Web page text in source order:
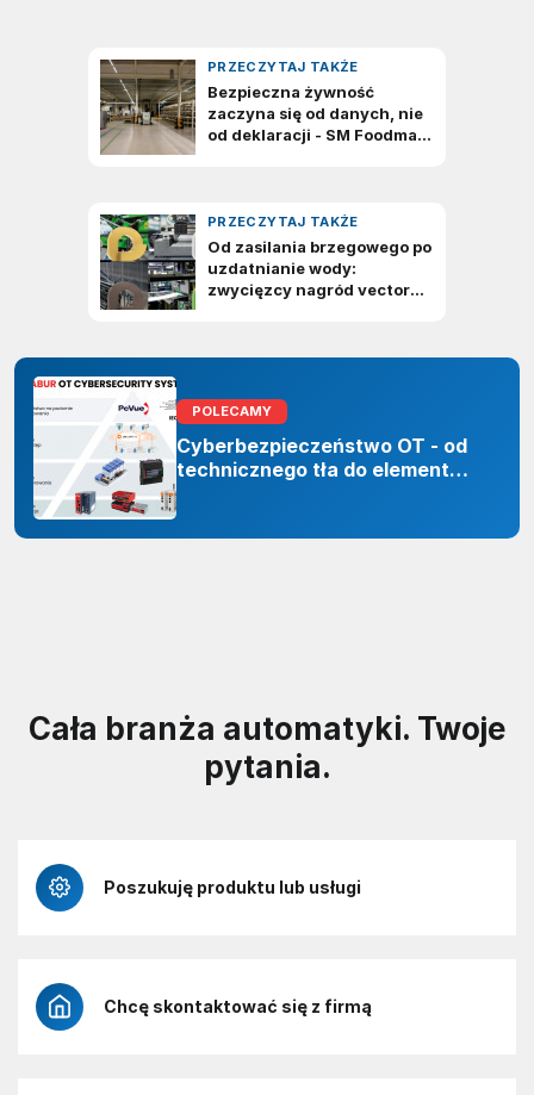
POLECAMY
Cyberbezpieczeństwo OT - od
technicznego tła do elementu
Cała branża automatyki. Twoje
pytania.
Poszukuję produktu lub usługi
Chcę skontaktować się z firmą